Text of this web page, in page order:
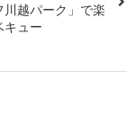
越パーク」で楽
キュー